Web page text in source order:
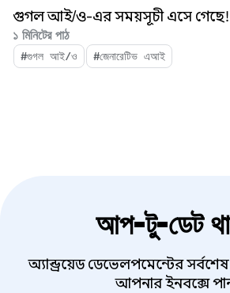
গুগল আই/ও-এর সময়সূচী এসে গেছে!
১ মিনিটের পাঠ
#গুগল আই/ও #জেনারেটিভ এআই
আপ-টু-ডেট
অ্যান্ড্রয়েড ডেভেলপমেন্টের সর্বশেষ
আপনার ইনবক্সে